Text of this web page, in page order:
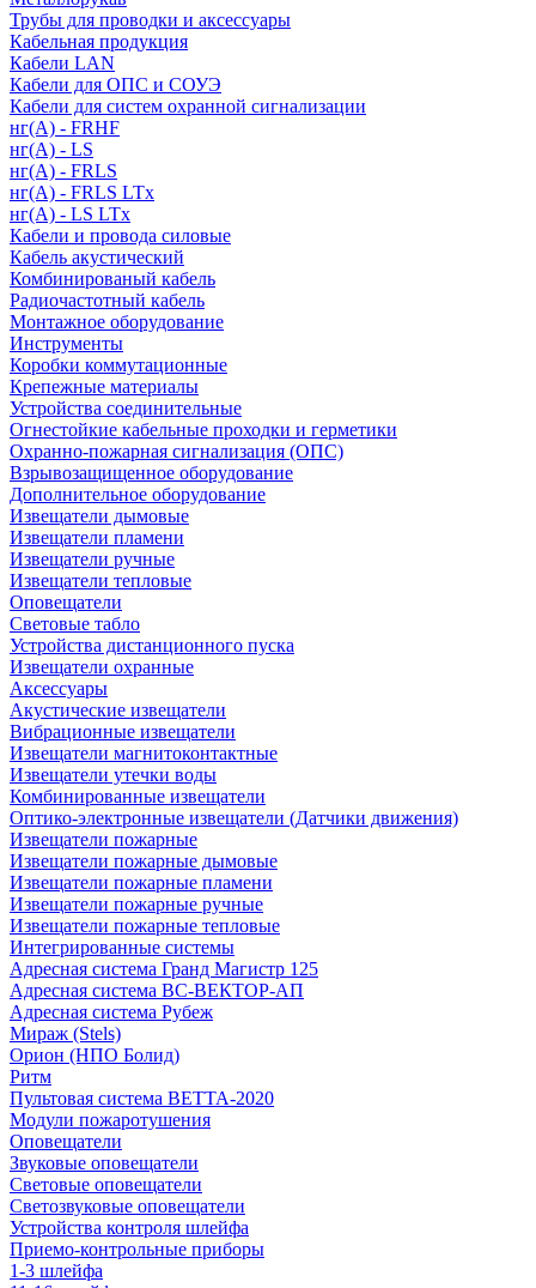
Трубы для проводки и аксессуары
Кабельная продукция
Кабели LAN
Кабели для ОПС и СОУЭ
Кабели для систем охранной сигнализации
нг(A) - FRHF
нг(A) - LS
нг(А) - FRLS
нг(А) - FRLS LTx
нг(А) - LS LTx
Кабели и провода силовые
Кабель акустический
Комбинированый кабель
Радиочастотный кабель
Монтажное оборудование
Инструменты
Коробки коммутационные
Крепежные материалы
Устройства соединительные
Огнестойкие кабельные проходки и герметики
Охранно-пожарная сигнализация (ОПС)
Взрывозащищенное оборудование
Дополнительное оборудование
Извещатели дымовые
Извещатели пламени
Извещатели ручные
Извещатели тепловые
Оповещатели
Световые табло
Устройства дистанционного пуска
Извещатели охранные
Аксессуары
Акустические извещатели
Вибрационные извещатели
Извещатели магнитоконтактные
Извещатели утечки воды
Комбинированные извещатели
Оптико-электронные извещатели (Датчики движения)
Извещатели пожарные
Извещатели пожарные дымовые
Извещатели пожарные пламени
Извещатели пожарные ручные
Извещатели пожарные тепловые
Интегрированные системы
Адресная система Гранд Магистр 125
Адресная система ВС-ВЕКТОР-АП
Адресная система Рубеж
Мираж (Stels)
Орион (НПО Болид)
Ритм
Пультовая система ВЕТТА-2020
Модули пожаротушения
Оповещатели
Звуковые оповещатели
Световые оповещатели
Светозвуковые оповещатели
Устройства контроля шлейфа
Приемо-контрольные приборы
1-3 шлейфа